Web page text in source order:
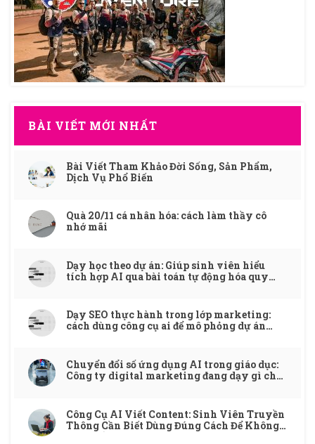
BÀI VIẾT MỚI NHẤT
Bài Viết Tham Khảo Đời Sống, Sản Phẩm,
Dịch Vụ Phổ Biến
Quà 20/11 cá nhân hóa: cách làm thầy cô
nhớ mãi
Dạy học theo dự án: Giúp sinh viên hiểu
tích hợp AI qua bài toán tự động hóa quy
Dạy SEO thực hành trong lớp marketing:
cách dùng công cụ ai để mô phỏng dự án
Chuyển đổi số ứng dụng AI trong giáo dục:
Công ty digital marketing đang dạy gì cho
Công Cụ AI Viết Content: Sinh Viên Truyền
Thông Cần Biết Dùng Đúng Cách Để Không
Mất Điểm